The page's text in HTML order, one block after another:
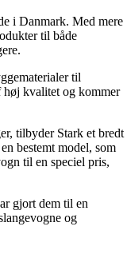
i Danmark. Med mere
til både
til
høj kvalitet og kommer
tilbyder Stark et bredt
bestemt model, som
til en speciel pris,
gjort dem til en
og